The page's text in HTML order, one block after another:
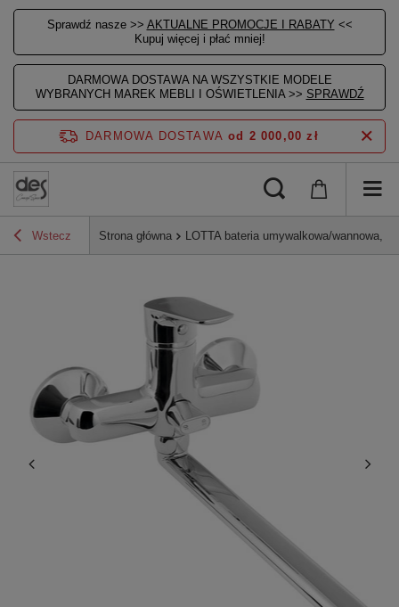
Sprawdź nasze >> AKTUALNE PROMOCJE I RABATY <<
Kupuj więcej i płać mniej!
DARMOWA DOSTAWA NA WSZYSTKIE MODELE
WYBRANYCH MAREK MEBLI I OŚWIETLENIA >> SPRAWDŹ
DARMOWA DOSTAWA od 2 000,00 zł
Wstecz Strona główna LOTTA bateria umywalkowa/wannowa,